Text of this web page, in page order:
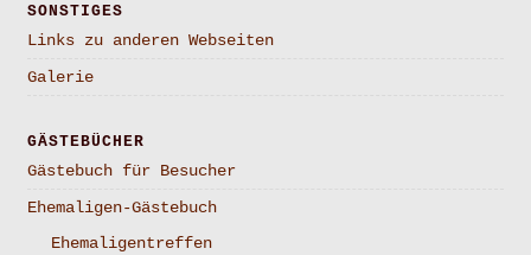
SONSTIGES
Links zu anderen Webseiten
Galerie
GÄSTEBÜCHER
Gästebuch für Besucher
Ehemaligen-Gästebuch
Ehemaligentreffen